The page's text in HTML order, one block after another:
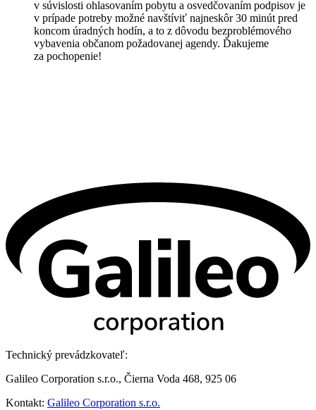
v súvislosti ohlasovaním pobytu a osvedčovaním podpisov je
v prípade potreby možné navštíviť najneskôr 30 minút pred
koncom úradných hodín, a to z dôvodu bezproblémového
vybavenia občanom požadovanej agendy. Ďakujeme
za pochopenie!
Technický prevádzkovateľ:
Galileo Corporation s.r.o., Čierna Voda 468, 925 06
Kontakt: Galileo Corporation s.r.o.